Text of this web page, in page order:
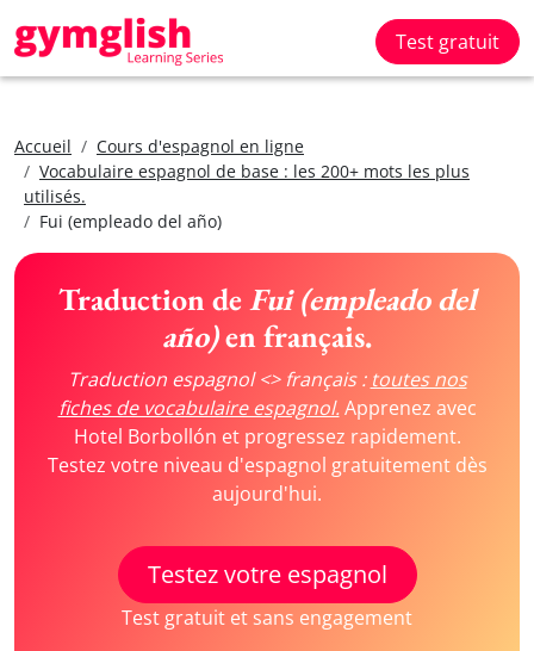
Test gratuit
Accueil
Cours d'espagnol en ligne
Vocabulaire espagnol de base : les 200+ mots les plus
utilisés.
Fui (empleado del año)
Traduction deFui (empleado del
año)en français.
Traduction espagnol <> français : toutes nos
fiches de vocabulaire espagnol.Apprenez avec
Hotel Borbollón et progressez rapidement.
Testez votre niveau d'espagnol gratuitement dès
aujourd'hui.
Testez votre espagnol
Test gratuit et sans engagement